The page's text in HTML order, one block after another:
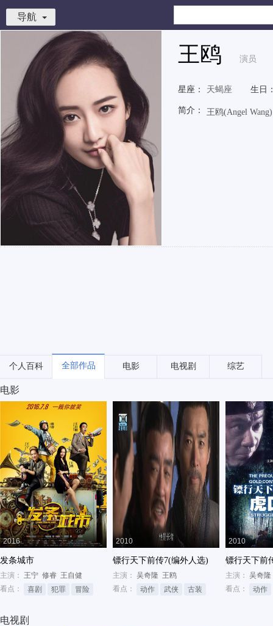
导航
王鸥 演员
星座： 天蝎座 生日
简介： 王鸥(Angel
个人百科 全部作品 电影 电视剧 综艺
电影
2016
发条城市
主演： 王宁 修睿 王自健
看点：
喜剧 犯罪 冒险
2010
镖行天下前传7(编外人选)
主演： 吴奇隆 王鸥
看点：
动作 武侠 古装
2010
镖行天下前
主演： 吴奇隆
看点：
动作
电视剧